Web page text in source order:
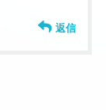
返信